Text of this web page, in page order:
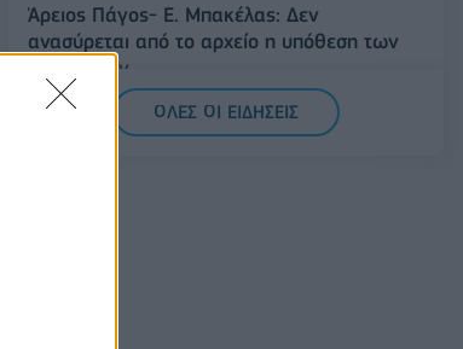
Άρειος Πάγος- Ε. Μπακέλας: Δεν
ανασύρεται από το αρχείο η υπόθεση των
υποκλοπών
07/08/2026 - 14:11
ΟΛΕΣ ΟΙ ΕΙΔΗΣΕΙΣ